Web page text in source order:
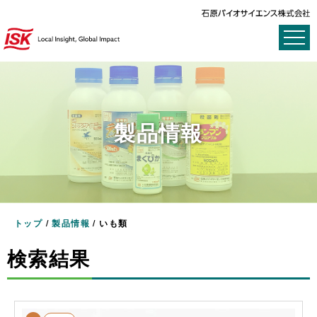
製品情報
トップ /製品情報 / いも類
検索結果